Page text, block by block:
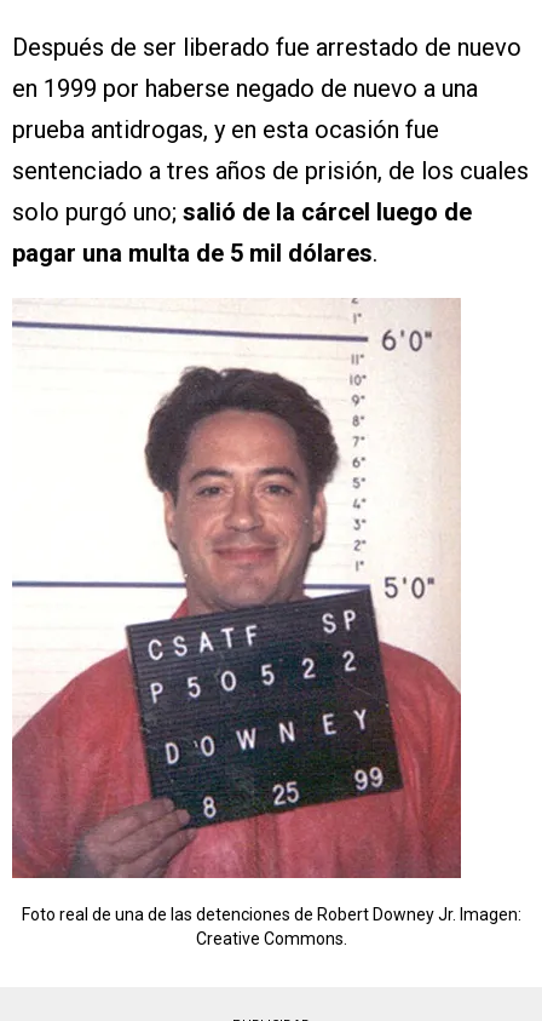
Después de ser liberado fue arrestado de nuevo
en 1999 por haberse negado de nuevo a una
prueba antidrogas, y en esta ocasión fue
sentenciado a tres años de prisión, de los cuales
solo purgó uno; salió de la cárcel luego de
pagar una multa de 5 mil dólares.
Foto real de una de las detenciones de Robert Downey Jr. Imagen:
Creative Commons.